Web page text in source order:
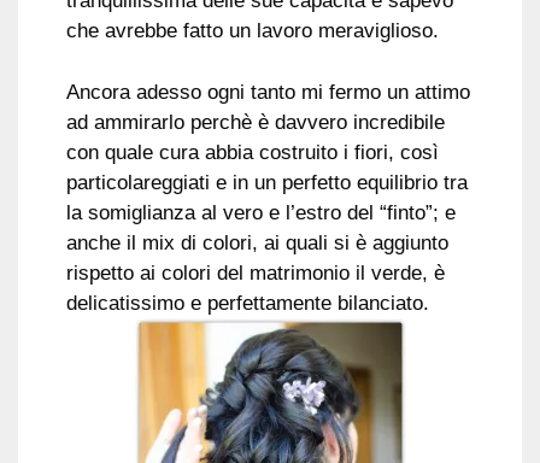
che avrebbe fatto un lavoro meraviglioso.
Ancora adesso ogni tanto mi fermo un attimo
ad ammirarlo perchè è davvero incredibile
con quale cura abbia costruito i fiori, così
particolareggiati e in un perfetto equilibrio tra
la somiglianza al vero e l’estro del “finto”; e
anche il mix di colori, ai quali si è aggiunto
rispetto ai colori del matrimonio il verde, è
delicatissimo e perfettamente bilanciato.